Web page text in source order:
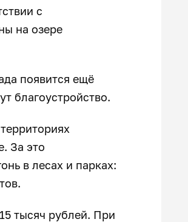
с
на озере
появится ещё
благоустройство.
За это
в лесах и парках:
тысяч рублей. При